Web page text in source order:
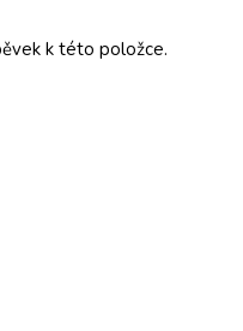
k této položce.